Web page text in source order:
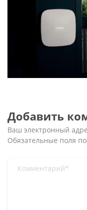
Добавить
Ваш электронный
Обязательные поля